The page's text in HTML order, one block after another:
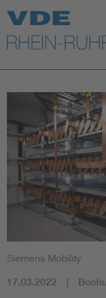
Top Themen
Fokusthemen
Energy
AI & Digital
Health
Mobility
Siemens Mobility
17.03.2022